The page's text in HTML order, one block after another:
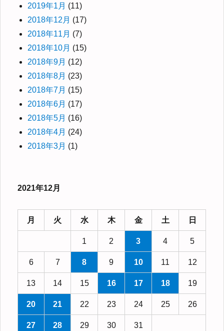
2019年1月 (11)
2018年12月 (17)
2018年11月 (7)
2018年10月 (15)
2018年9月 (12)
2018年8月 (23)
2018年7月 (15)
2018年6月 (17)
2018年5月 (16)
2018年4月 (24)
2018年3月 (1)
2021年12月
月 火 水 木 金 土 日
1 2 3 4 5
6 7 8 9 10 11 12
13 14 15 16 17 18 19
20 21 22 23 24 25 26
27 28 29 30 31